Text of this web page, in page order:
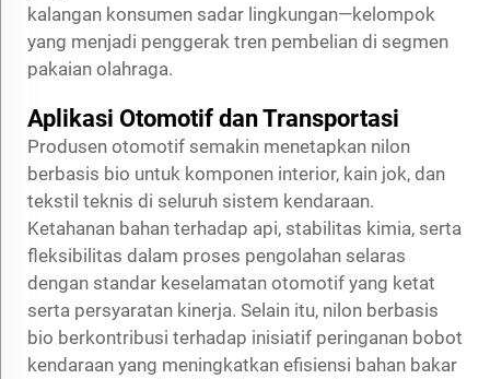
kalangan konsumen sadar lingkungan—kelompok
yang menjadi penggerak tren pembelian di segmen
pakaian olahraga.
Aplikasi Otomotif dan Transportasi
Produsen otomotif semakin menetapkan nilon
berbasis bio untuk komponen interior, kain jok, dan
tekstil teknis di seluruh sistem kendaraan.
Ketahanan bahan terhadap api, stabilitas kimia, serta
fleksibilitas dalam proses pengolahan selaras
dengan standar keselamatan otomotif yang ketat
serta persyaratan kinerja. Selain itu, nilon berbasis
bio berkontribusi terhadap inisiatif peringanan bobot
kendaraan yang meningkatkan efisiensi bahan bakar